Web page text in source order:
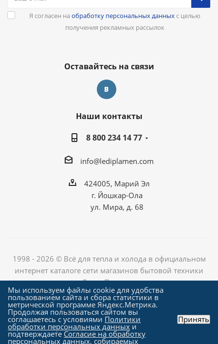
Я согласен на обработку персональных данныхс целью
получения рекламных рассылок
Оставайтесь на связи
Наши контакты
8 800 234 14 77
info@lediplamen.com
424005, Марий Эл
г. Йошкар-Ола
ул. Мира, д. 68
1998 - 2026 © Всё для тепла и холода в официальном
интернет каталоге сети магазинов бытовой техники
«Лед и Пламень»
Создание сайта компания
"Алроникс"
Мы используем файлы cookie для удобства
пользованием сайта и сбора статистики в
метрической программе Яндекс.Метрика.
Продолжая пользоваться сайтом вы
соглашаетесь с условиями Политики
обработки персональных данных и
подтверждаете Согласие на обработку
персональных данных, собираемых
Принять